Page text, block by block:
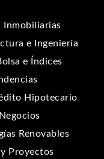
Inmobiliarias
e Ingeniería
e Índices
Hipotecario
Renovables
Proyectos